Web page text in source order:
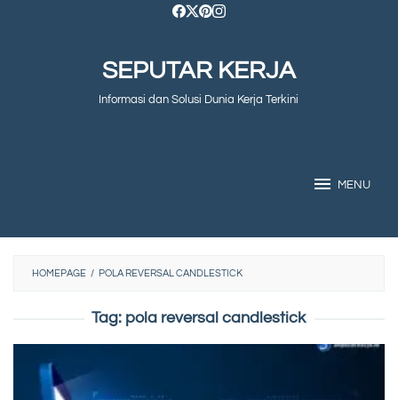
SEPUTAR KERJA
Informasi dan Solusi Dunia Kerja Terkini
MENU
HOMEPAGE / POLA REVERSAL CANDLESTICK
Tag: pola reversal candlestick